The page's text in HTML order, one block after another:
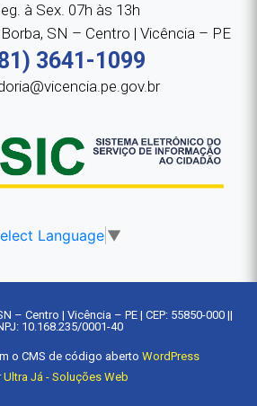
à Sex. 07h às 13h
SN – Centro | Vicência – PE
3641-1099
Language ▼
– Centro | Vicência – PE | CEP: 55850-000 ||
10.168.235/0001-40
o CMS de código aberto WordPress
Ultra Já - Soluções Web